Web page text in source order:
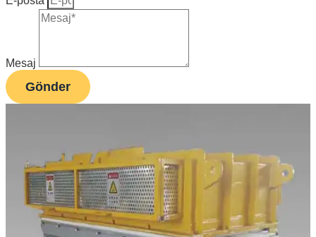
Mesaj
Gönder